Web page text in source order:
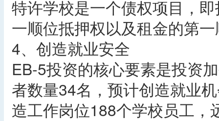
特许学校是一个债权项目，
一顺位抵押权以及租金的第
4、创造就业安全
EB-5投资的核心要素是投资
者数量34名，预计创造就业
造工作岗位188个学校员工，